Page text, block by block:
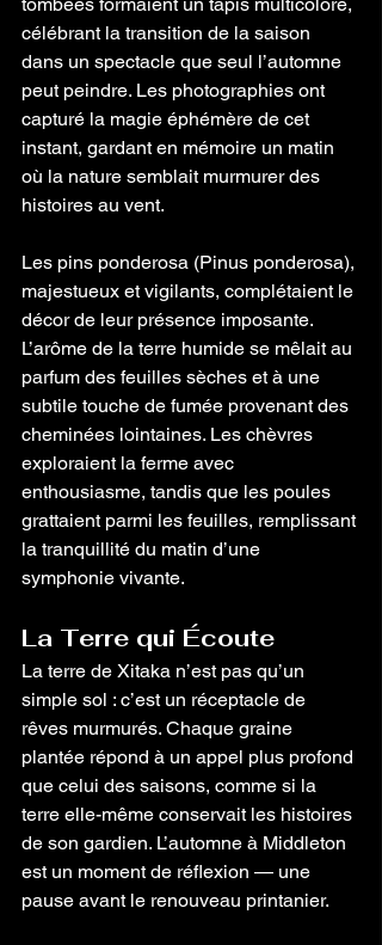
célébrant la transition de la saison
dans un spectacle que seul l’automne
peut peindre. Les photographies ont
capturé la magie éphémère de cet
instant, gardant en mémoire un matin
où la nature semblait murmurer des
histoires au vent.
Les pins ponderosa (Pinus ponderosa),
majestueux et vigilants, complétaient le
décor de leur présence imposante.
L’arôme de la terre humide se mêlait au
parfum des feuilles sèches et à une
subtile touche de fumée provenant des
cheminées lointaines. Les chèvres
exploraient la ferme avec
enthousiasme, tandis que les poules
grattaient parmi les feuilles, remplissant
la tranquillité du matin d’une
symphonie vivante.
La Terre qui Écoute
La terre de Xitaka n’est pas qu’un
simple sol : c’est un réceptacle de
rêves murmurés. Chaque graine
plantée répond à un appel plus profond
que celui des saisons, comme si la
terre elle-même conservait les histoires
de son gardien. L’automne à Middleton
est un moment de réflexion — une
pause avant le renouveau printanier.